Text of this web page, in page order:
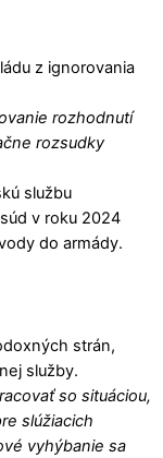
z ignorovania
rozhodnutí
rozsudky
službu
v roku 2024
do armády.
strán,
služby.
so situáciou,
slúžiacich
vyhýbanie sa